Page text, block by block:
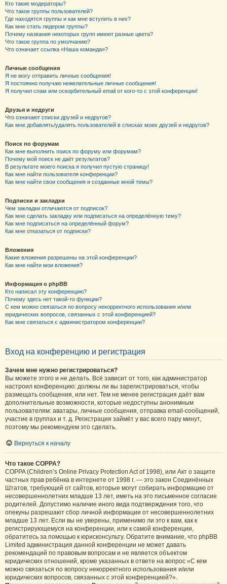
Кто такие модераторы?
Что такое группы пользователей?
Где находятся группы и как мне вступить в них?
Как мне стать лидером группы?
Почему названия некоторых групп имеют разные цвета?
Что такое группа по умолчанию?
Что означает ссылка «Наша команда»?
Личные сообщения
Я не могу отправить личные сообщения!
Я постоянно получаю нежелательные личные сообщения!
Я получил спам или оскорбительный email от кого-то с этой конференции!
Друзья и недруги
Что означают списки друзей и недругов?
Как мне добавлять/удалять пользователей в списках моих друзей и недругов?
Поиск по форумам
Как мне выполнить поиск по форуму или форумам?
Почему мой поиск не даёт результатов?
В результате моего поиска я получил пустую страницу!
Как мне найти пользователя конференции?
Как мне найти свои сообщения и созданные мной темы?
Подписки и закладки
Чем закладки отличаются от подписок?
Как мне сделать закладку или подписаться на определённую тему?
Как мне подписаться на определённый форум?
Как мне отказаться от подписки?
Вложения
Какие вложения разрешены на этой конференции?
Как мне найти мои вложения?
Информация о phpBB
Кто написал эту конференцию?
Почему здесь нет такой-то функции?
С кем можно связаться по вопросу некорректного использования и/или
юридических вопросов, связанных с этой конференцией?
Как мне связаться с администратором конференции?
Вход на конференцию и регистрация
Зачем мне нужно регистрироваться?
Вы можете этого и не делать. Всё зависит от того, как администратор
настроил конференцию: должны ли вы зарегистрироваться, чтобы
размещать сообщения, или нет. Тем не менее регистрация даёт вам
дополнительные возможности, которые недоступны анонимным
пользователям: аватары, личные сообщения, отправка email-сообщений,
участие в группах и т. д. Регистрация займёт у вас всего пару минут,
поэтому мы рекомендуем это сделать.
Вернуться к началу
Что такое COPPA?
COPPA (Children’s Online Privacy Protection Act of 1998), или Акт о защите
частных прав ребёнка в интернете от 1998 г. — это закон Соединённых
Штатов, требующий от сайтов, которые могут собирать информацию от
несовершеннолетних младше 13 лет, иметь на это письменное согласие
родителей. Допустимо наличие иного вида подтверждения того, что
опекуны разрешают сбор личной информации от несовершеннолетних
младше 13 лет. Если вы не уверены, применимо ли это к вам, как к
регистрирующемуся на конференции, или к самой конференции,
обратитесь за помощью к юрисконсульту. Обратите внимание, что phpBB
Limited администрация данной конференции не может давать
рекомендаций по правовым вопросам и не является объектом
юридических отношений, кроме указанных в ответе на вопрос «С кем
можно связаться по вопросу некорректного использования и/или
юридических вопросов, связанных с этой конференцией?».